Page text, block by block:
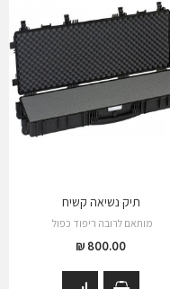
תיק נשיאה קשיח
מותאם לרובה ריפוד כפול
800.00 ₪